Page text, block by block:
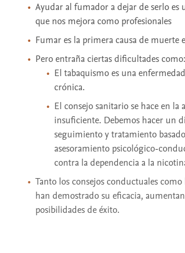
Ayudar al fumador a dejar de serlo es
que nos mejora como profesionales
Fumar es la primera causa de muerte
Pero entraña ciertas dificultades como:
El tabaquismo es una
crónica.
El consejo sanitario se hace en la
insuficiente. Debemos hacer un
seguimiento y tratamiento
asesoramiento psicológico-
contra la dependencia a la
Tanto los consejos conductuales
han demostrado su eficacia,
posibilidades de éxito.